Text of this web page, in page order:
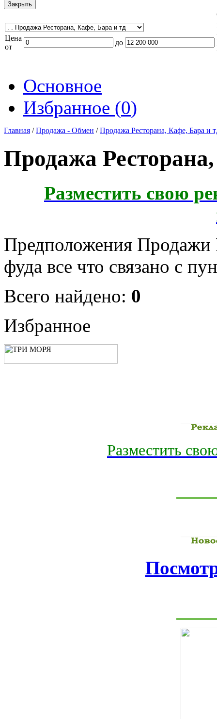
Закрыть
Цена
от
до
Основное
Избранное (0)
Главная /Продажа - Обмен /Продажа Ресторана, Кафе, Бара и
Продажа
Разместить свою
Предположения Продажи
фуда все что связано с
Всего найдено: 0
Избранное
Разместить